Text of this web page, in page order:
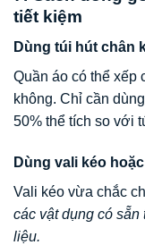
tiết kiệm
Dùng túi hút chân
Quần áo có thể xếp
không. Chỉ cần
50% thể tích so với
Dùng vali kéo
Vali kéo vừa chắc
các vật dụng có sẵn
liệu.